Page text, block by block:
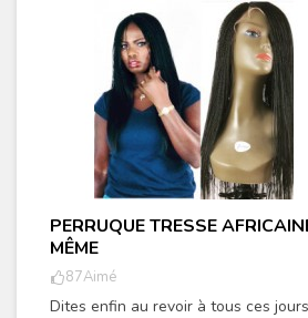
PERRUQUE TRESSE
MÊME
87Aimé
Dites enfin au revoir à tous ces